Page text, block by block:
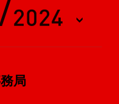
局